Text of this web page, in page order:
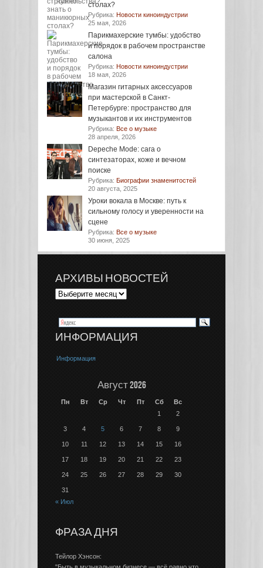
столах?
Рубрика: Новости киноиндустрии
25 мая, 2026
Парикмахерские тумбы: удобство
и порядок в рабочем пространстве
салона
Рубрика: Новости киноиндустрии
18 мая, 2026
Магазин гитарных аксессуаров
при мастерской в Санкт-
Петербурге: пространство для
музыкантов и их инструментов
Рубрика: Все о музыке
28 апреля, 2026
Depeche Mode: сага о
синтезаторах, коже и вечном
поиске
Рубрика: Биографии знаменитостей
20 августа, 2025
Уроки вокала в Москве: путь к
сильному голосу и уверенности на
сцене
Рубрика: Все о музыке
30 июня, 2025
АРХИВЫ НОВОСТЕЙ
ИНФОРМАЦИЯ
Информация
Август 2026
Пн Вт Ср Чт Пт Сб
Вс
1
2
3 4 5 6 7 8 9
10 11 12 13 14 15 16
17 18 19 20 21 22 23
24 25 26 27 28 29 30
31
« Июл
ФРАЗА ДНЯ
Тейлор Хэнсон: